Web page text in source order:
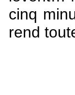
cinq
rend